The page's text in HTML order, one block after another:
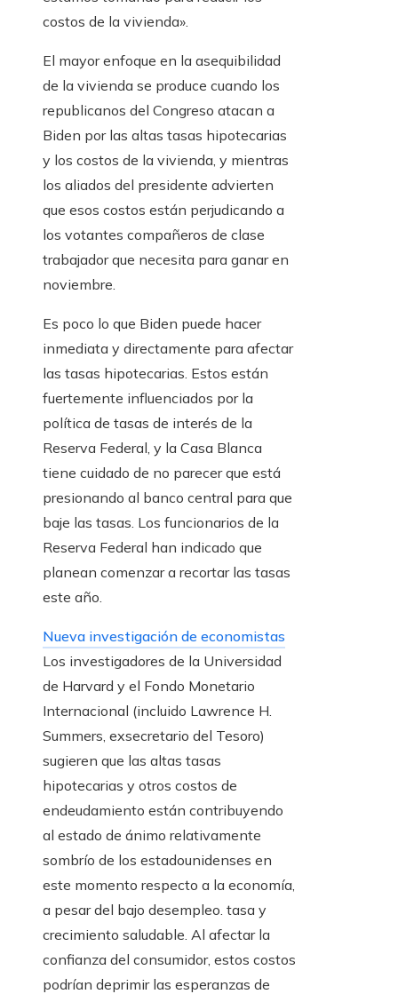
costos de la vivienda».
El mayor enfoque en la asequibilidad
de la vivienda se produce cuando los
republicanos del Congreso atacan a
Biden por las altas tasas hipotecarias
y los costos de la vivienda, y mientras
los aliados del presidente advierten
que esos costos están perjudicando a
los votantes compañeros de clase
trabajador que necesita para ganar en
noviembre.
Es poco lo que Biden puede hacer
inmediata y directamente para afectar
las tasas hipotecarias. Estos están
fuertemente influenciados por la
política de tasas de interés de la
Reserva Federal, y la Casa Blanca
tiene cuidado de no parecer que está
presionando al banco central para que
baje las tasas. Los funcionarios de la
Reserva Federal han indicado que
planean comenzar a recortar las tasas
este año.
Nueva investigación de economistas
Los investigadores de la Universidad
de Harvard y el Fondo Monetario
Internacional (incluido Lawrence H.
Summers, exsecretario del Tesoro)
sugieren que las altas tasas
hipotecarias y otros costos de
endeudamiento están contribuyendo
al estado de ánimo relativamente
sombrío de los estadounidenses en
este momento respecto a la economía,
a pesar del bajo desempleo. tasa y
crecimiento saludable. Al afectar la
confianza del consumidor, estos costos
podrían deprimir las esperanzas de